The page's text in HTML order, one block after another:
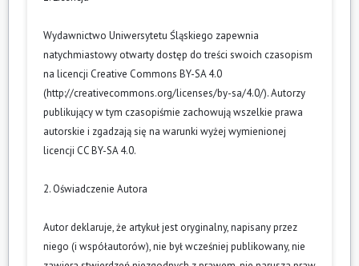
Wydawnictwo Uniwersytetu Śląskiego zapewnia
natychmiastowy otwarty dostęp do treści swoich czasopism
na licencji Creative Commons BY-SA 4.0
(http://creativecommons.org/licenses/by-sa/4.0/). Autorzy
publikujący w tym czasopiśmie zachowują wszelkie prawa
autorskie i zgadzają się na warunki wyżej wymienionej
licencji CC BY-SA 4.0.
2. Oświadczenie Autora
Autor deklaruje, że artykuł jest oryginalny, napisany przez
niego (i współautorów), nie był wcześniej publikowany, nie